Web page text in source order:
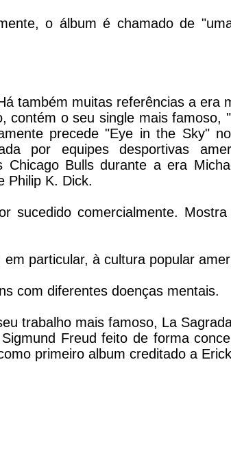
o álbum é chamado de
também muitas referências a era
contém o seu single mais famoso,
precede "Eye in the Sky"
por equipes desportivas
Bulls durante a era
Philip K. Dick.
sucedido comercialmente.
particular, à cultura popular
com diferentes doenças mentais.
trabalho mais famoso, La
Freud feito de forma
primeiro album creditado a